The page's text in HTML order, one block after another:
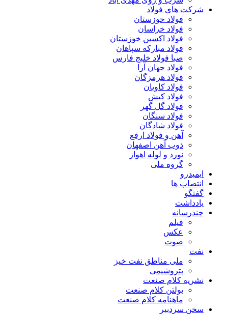
شرکت های فولاد
فولاد خوزستان
فولاد خراسان
فولاد اکسین خوزستان
فولاد مبارکه سپاهان
صبا فولاد خلیج فارس
فولاد جهان آرا
فولاد هرمزگان
فولاد کاویان
فولاد کیش
فولاد گل گهر
فولاد سنگان
فولاد شادگان
آهن و فولاد ارفع
ذوب آهن اصفهان
نورد و لوله اهواز
گروه ملی
ایمیدرو
انتصاب ها
گفتگو
یادداشت
چندرسانه
فیلم
عکس
صوت
نفت
ملی مناطق نفت خیز
پتروشیمی
نشریه کلام صنعت
بولتن کلام صنعت
ماهنامه کلام صنعت
سخن سردبیر